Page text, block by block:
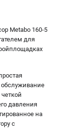
Metabo 160-5
для
давления
на
с